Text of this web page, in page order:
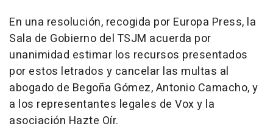
En una resolución, recogida por Europa Press, la
Sala de Gobierno del TSJM acuerda por
unanimidad estimar los recursos presentados
por estos letrados y cancelar las multas al
abogado de Begoña Gómez, Antonio Camacho, y
a los representantes legales de Vox y la
asociación Hazte Oír.